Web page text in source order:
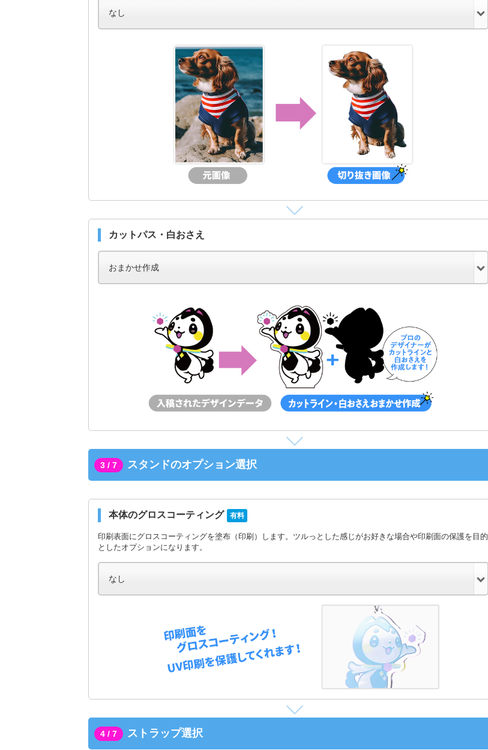
カットパス・白おさえ
3 / 7 スタンドのオプション選択
本体のグロスコーティング 有料
印刷表面にグロスコーティングを塗布（印刷）します。ツルっとした感じがお好きな場合や印刷面の保護を目的
としたオプションになります。
4 / 7 ストラップ選択